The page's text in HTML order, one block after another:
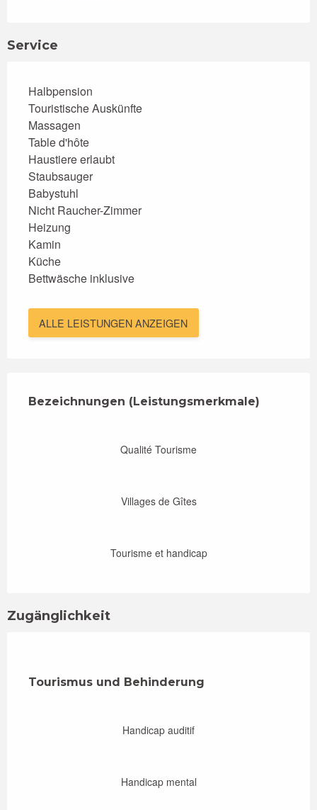
Service
Halbpension
Touristische Auskünfte
Massagen
Table d'hôte
Haustiere erlaubt
Staubsauger
Babystuhl
Nicht Raucher-Zimmer
Heizung
Kamin
Küche
Bettwäsche inklusive
ALLE LEISTUNGEN ANZEIGEN
Bezeichnungen (Leistungsmerkmale)
Bezeichnungen (Leistungsmerkmale)
Qualité Tourisme
Villages de Gîtes
Tourisme et handicap
Zugänglichkeit
Tourismus und Behinderung
Tourismus und Behinderung
Handicap auditif
Handicap mental